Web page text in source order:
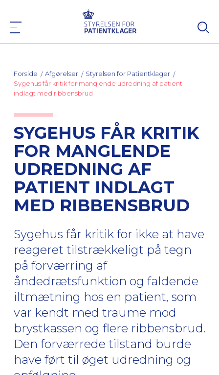
Forside Afgørelser
Styrelsen for Patientklager
Sygehus får kritik for manglende udredning af patient
indlagt med ribbensbrud
SYGEHUS FÅR KRITIK
FOR MANGLENDE
UDREDNING AF
PATIENT INDLAGT
MED RIBBENSBRUD
Sygehus får kritik for ikke at have
reageret tilstrækkeligt på tegn
på forværring af
åndedrætsfunktion og faldende
iltmætning hos en patient, som
var kendt med traume mod
brystkassen og flere ribbensbrud.
Den forværrede tilstand burde
have ført til øget udredning og